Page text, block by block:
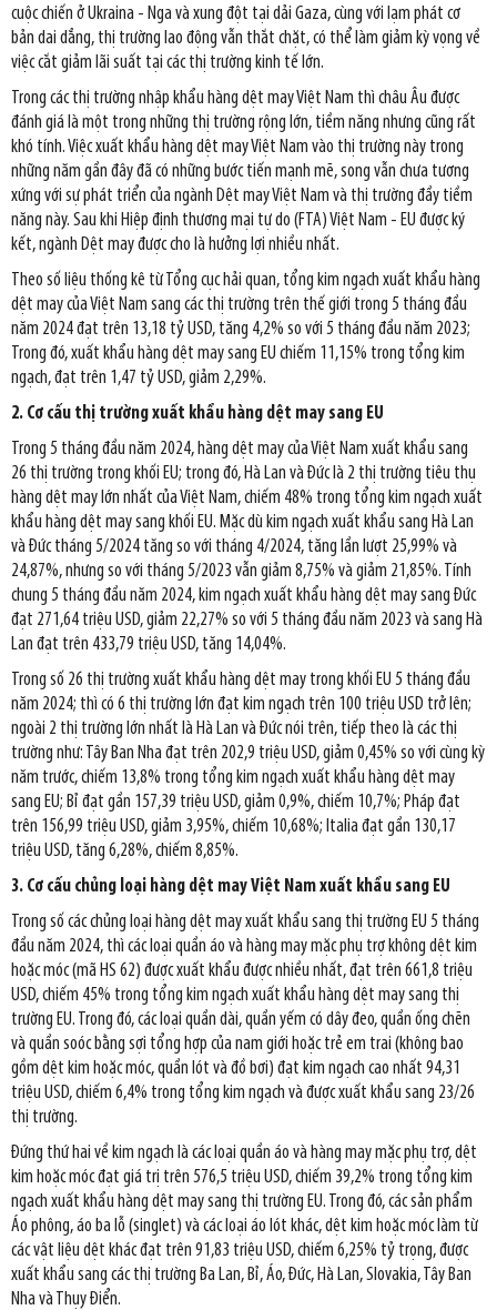
cuộc chiến ở Ukraina - Nga và xung đột tại dải Gaza, cùng với lạm phát cơ
bản dai dẳng, thị trường lao động vẫn thắt chặt, có thể làm giảm kỳ vọng về
việc cắt giảm lãi suất tại các thị trường kinh tế lớn.
Trong các thị trường nhập khẩu hàng dệt may Việt Nam thì châu Âu được
đánh giá là một trong những thị trường rộng lớn, tiềm năng nhưng cũng rất
khó tính. Việc xuất khẩu hàng dệt may Việt Nam vào thị trường này trong
những năm gần đây đã có những bước tiến mạnh mẽ, song vẫn chưa tương
xứng với sự phát triển của ngành Dệt may Việt Nam và thị trường đầy tiềm
năng này. Sau khi Hiệp định thương mại tự do (FTA) Việt Nam - EU được ký
kết, ngành Dệt may được cho là hưởng lợi nhiều nhất.
Theo số liệu thống kê từ Tổng cục hải quan, tổng kim ngạch xuất khẩu hàng
dệt may của Việt Nam sang các thị trường trên thế giới trong 5 tháng đầu
năm 2024 đạt trên 13,18 tỷ USD, tăng 4,2% so với 5 tháng đầu năm 2023;
Trong đó, xuất khẩu hàng dệt may sang EU chiếm 11,15% trong tổng kim
ngạch, đạt trên 1,47 tỷ USD, giảm 2,29%.
2. Cơ cấu thị trường xuất khẩu hàng dệt may sang EU
Trong 5 tháng đầu năm 2024, hàng dệt may của Việt Nam xuất khẩu sang
26 thị trường trong khối EU; trong đó, Hà Lan và Đức là 2 thị trường tiêu thụ
hàng dệt may lớn nhất của Việt Nam, chiếm 48% trong tổng kim ngạch xuất
khẩu hàng dệt may sang khối EU. Mặc dù kim ngạch xuất khẩu sang Hà Lan
và Đức tháng 5/2024 tăng so với tháng 4/2024, tăng lần lượt 25,99% và
24,87%, nhưng so với tháng 5/2023 vẫn giảm 8,75% và giảm 21,85%. Tính
chung 5 tháng đầu năm 2024, kim ngạch xuất khẩu hàng dệt may sang Đức
đạt 271,64 triệu USD, giảm 22,27% so với 5 tháng đầu năm 2023 và sang Hà
Lan đạt trên 433,79 triệu USD, tăng 14,04%.
Trong số 26 thị trường xuất khẩu hàng dệt may trong khối EU 5 tháng đầu
năm 2024; thì có 6 thị trường lớn đạt kim ngạch trên 100 triệu USD trở lên;
ngoài 2 thị trường lớn nhất là Hà Lan và Đức nói trên, tiếp theo là các thị
trường như: Tây Ban Nha đạt trên 202,9 triệu USD, giảm 0,45% so với cùng kỳ
năm trước, chiếm 13,8% trong tổng kim ngạch xuất khẩu hàng dệt may
sang EU; Bỉ đạt gần 157,39 triệu USD, giảm 0,9%, chiếm 10,7%; Pháp đạt
trên 156,99 triệu USD, giảm 3,95%, chiếm 10,68%; Italia đạt gần 130,17
triệu USD, tăng 6,28%, chiếm 8,85%.
3. Cơ cấu chủng loại hàng dệt may Việt Nam xuất khẩu sang EU
Trong số các chủng loại hàng dệt may xuất khẩu sang thị trường EU 5 tháng
đầu năm 2024, thì các loại quần áo và hàng may mặc phụ trợ không dệt kim
hoặc móc (mã HS 62) được xuất khẩu được nhiều nhất, đạt trên 661,8 triệu
USD, chiếm 45% trong tổng kim ngạch xuất khẩu hàng dệt may sang thị
trường EU. Trong đó, các loại quần dài, quần yếm có dây đeo, quần ống chẽn
và quần soóc bằng sợi tổng hợp của nam giới hoặc trẻ em trai (không bao
gồm dệt kim hoặc móc, quần lót và đồ bơi) đạt kim ngạch cao nhất 94,31
triệu USD, chiếm 6,4% trong tổng kim ngạch và được xuất khẩu sang 23/26
thị trường.
Đứng thứ hai về kim ngạch là các loại quần áo và hàng may mặc phụ trợ, dệt
kim hoặc móc đạt giá trị trên 576,5 triệu USD, chiếm 39,2% trong tổng kim
ngạch xuất khẩu hàng dệt may sang thị trường EU. Trong đó, các sản phẩm
Áo phông, áo ba lỗ (singlet) và các loại áo lót khác, dệt kim hoặc móc làm từ
các vật liệu dệt khác đạt trên 91,83 triệu USD, chiếm 6,25% tỷ trọng, được
xuất khẩu sang các thị trường Ba Lan, Bỉ, Áo, Đức, Hà Lan, Slovakia, Tây Ban
Nha và Thụy Điển.